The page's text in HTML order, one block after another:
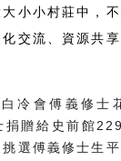
小小村莊中，
交流、資源共
白冷會傅義修士
捐贈給史前館
選傅義修士生